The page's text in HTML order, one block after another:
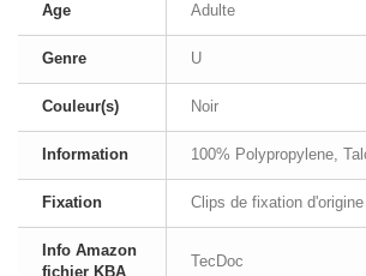
Age Adulte
Genre U
Couleur(s) Noir
Information 100% Polypropylene,
Fixation Clips de fixation
Info Amazon
fichier KBA
TecDoc